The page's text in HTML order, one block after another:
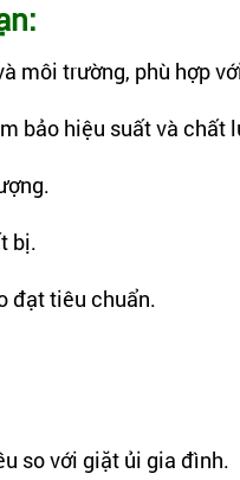
môi trường, phù hợp
bảo hiệu suất và chất
bị.
đạt tiêu chuẩn.
so với giặt ủi gia đình.